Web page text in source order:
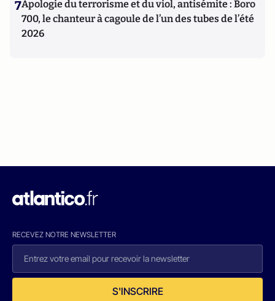
7Apologie du terrorisme et du viol, antisémite : Boro
700, le chanteur à cagoule de l’un des tubes de l’été
2026
RECEVEZ NOTRE NEWSLETTER
S'INSCRIRE